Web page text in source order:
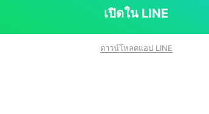
เปิดใน LINE
ดาวน์โหลดแอป LINE